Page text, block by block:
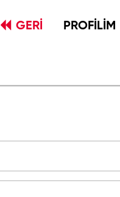
GERİ PROFİLİM